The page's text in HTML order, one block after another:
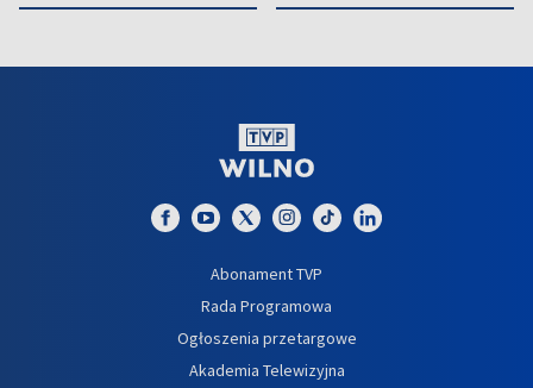
Abonament TVP
Rada Programowa
Ogłoszenia przetargowe
Akademia Telewizyjna